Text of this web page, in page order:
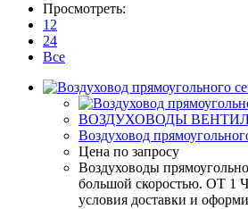
Просмотреть:
12
24
Все
ВОЗДУХОВОДЫ
Воздуховод
Цена по запросу
Воздуховоды
большой скоростью. ОТ
условия доставки и